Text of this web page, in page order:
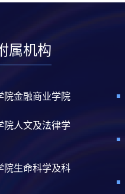
属机构
院金融商业学院
院人文及法律学
院生命科学及科